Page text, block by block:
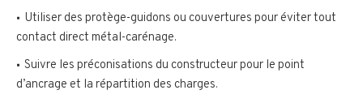
Utiliser des protège-guidons ou couvertures pour éviter tout
contact direct métal-carénage.
Suivre les préconisations du constructeur pour le point
d’ancrage et la répartition des charges.